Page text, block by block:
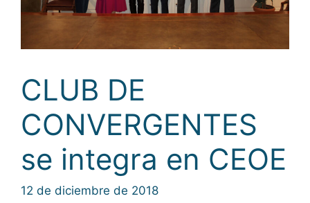
CLUB DE
CONVERGENTES
se integra en CEOE
12 de diciembre de 2018